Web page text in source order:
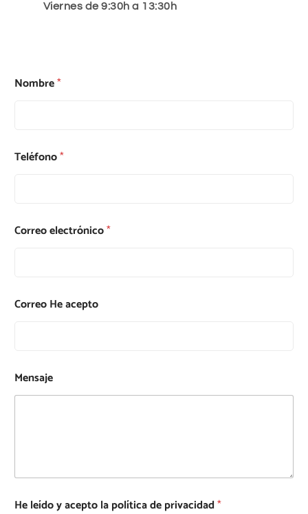
Viernes de 9:30h a 13:30h
Nombre*
Teléfono*
Correo electrónico*
Correo He acepto
Mensaje
He leído y acepto la política de privacidad*